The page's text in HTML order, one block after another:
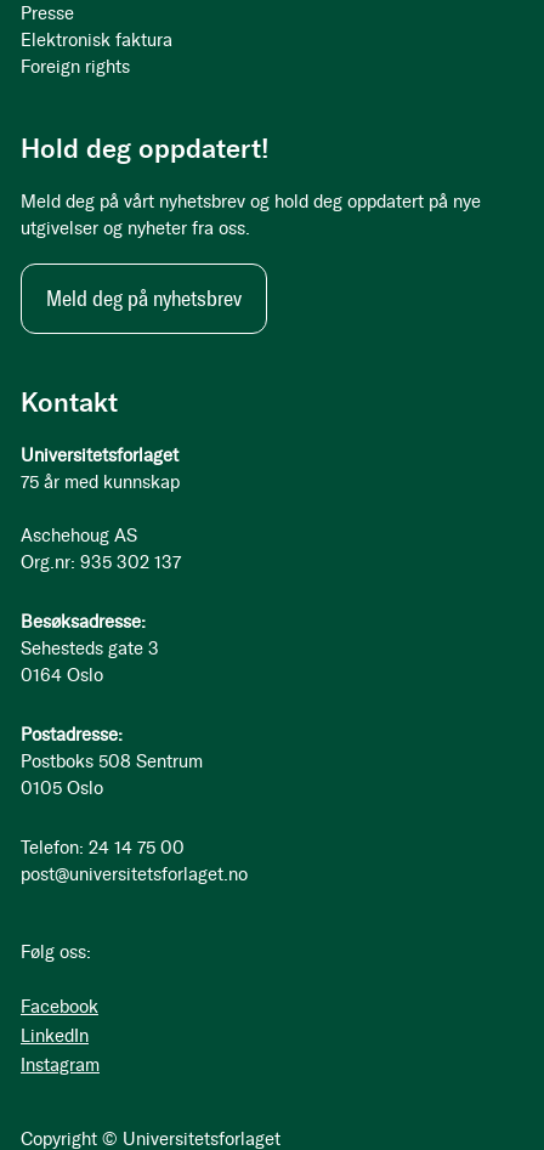
Kontakt
Universitetsforlaget
75 år med kunnskap
Aschehoug AS
Org.nr: 935 302 137
Besøksadresse:
Sehesteds gate 3
0164 Oslo
Postadresse:
Postboks 508 Sentrum
0105 Oslo
Telefon: 24 14 75 00
post@universitetsforlaget.no
Følg oss:
Facebook
LinkedIn
Instagram
Copyright © Universitetsforlaget
Presse
Elektronisk faktura
Foreign rights
Hold deg oppdatert!
Meld deg på vårt nyhetsbrev og hold deg oppdatert på nye
utgivelser og nyheter fra oss.
Meld deg på nyhetsbrev